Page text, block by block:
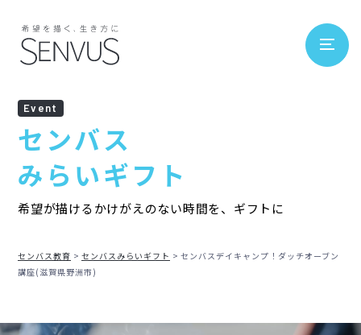
Event
センバス
みらいギフト
希望が描けるかけがえのない時間を、ギフトに
センバス教育 センバスみらいギフト
センバスデイキャンプ！ダッチオーブン
講座(滋賀県野洲市)